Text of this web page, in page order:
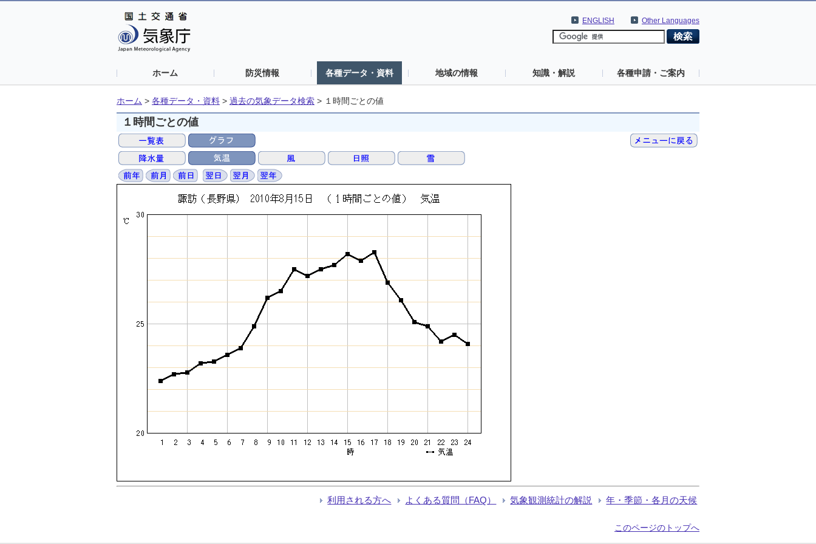
Other Languages
ENGLISH
ホーム 防災情報 各種データ・資料 地域の情報 知識・解説 各種申請・ご案内
ホーム > 各種データ・資料 > 過去の気象データ検索 > １時間ごとの値
１時間ごとの値
利用される方へ よくある質問（FAQ） 気象観測統計の解説 年・季節・各月の天候
このページのトップへ